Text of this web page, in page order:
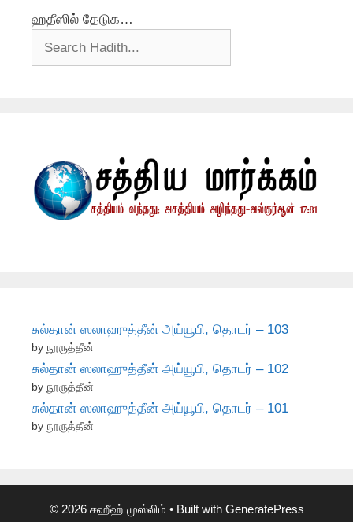
ஹதீஸில் தேடுக…
சுல்தான் ஸலாஹுத்தீன் அய்யூபி, தொடர் – 103
by நூருத்தீன்
சுல்தான் ஸலாஹுத்தீன் அய்யூபி, தொடர் – 102
by நூருத்தீன்
சுல்தான் ஸலாஹுத்தீன் அய்யூபி, தொடர் – 101
by நூருத்தீன்
© 2026 சஹீஹ் முஸ்லிம் • Built with GeneratePress